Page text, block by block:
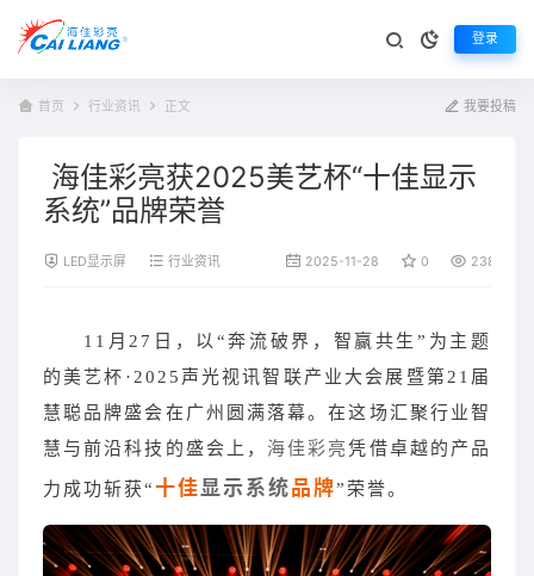
登录
首页 行业资讯 正文 我要投稿
海佳彩亮获2025美艺杯“十佳显示
系统”品牌荣誉
LED显示屏 行业资讯 2025-11-28 0 238
11月27日，以“奔流破界，智赢共生”为主题
的美艺杯·2025声光视讯智联产业大会展暨第21届
慧聪品牌盛会在广州圆满落幕。在这场汇聚行业智
慧与前沿科技的盛会上， 海佳彩亮凭借卓越的产品
力成功斩获“十佳显示系统品牌”荣誉。